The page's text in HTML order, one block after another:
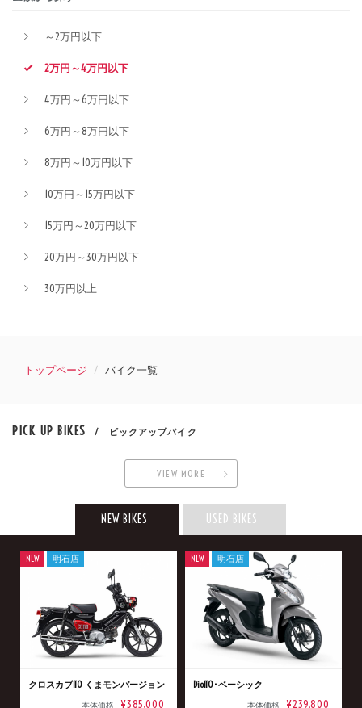
～2万円以下
2万円～4万円以下
4万円～6万円以下
6万円～8万円以下
8万円～10万円以下
10万円～15万円以下
15万円～20万円以下
20万円～30万円以下
30万円以上
トップページ バイク一覧
PICK UP BIKES / ピックアップバイク
VIEW MORE
NEW BIKES USED BIKES
クロスカブ110 くまモンバージョン
本体価格 ¥385,000
NEW 明石店
Dio110･ベーシック
本体価格 ¥239,800
NEW 明石店